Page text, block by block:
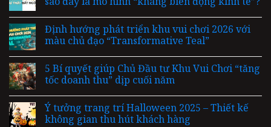
Định hướng phát triển khu vui chơi 2026 với
màu chủ đạo “Transformative Teal”
5 Bí quyết giúp Chủ Đầu tư Khu Vui Chơi “tăng
tốc doanh thu” dịp cuối năm
Ý tưởng trang trí Halloween 2025 – Thiết kế
không gian thu hút khách hàng